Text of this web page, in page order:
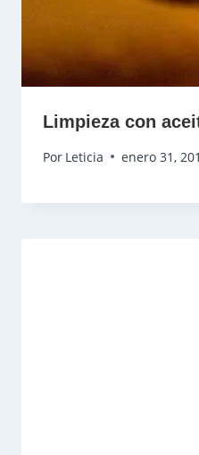
Limpieza con
Por Leticia enero 31,